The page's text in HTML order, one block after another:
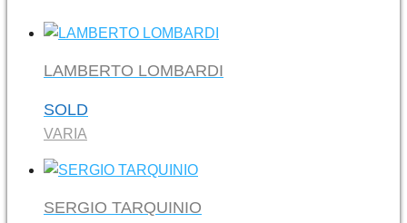
LAMBERTO LOMBARDI
SOLD
VARIA
SERGIO TARQUINIO